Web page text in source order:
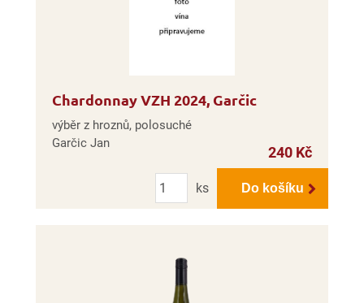
Chardonnay VZH 2024, Garčic
výběr z hroznů, polosuché
Garčic Jan
240 Kč
Počet
ks
Do košíku